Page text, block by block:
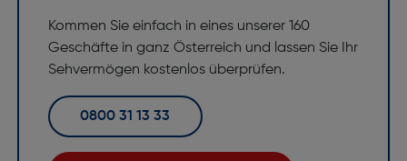
Kommen Sie einfach in eines unserer 160
Geschäfte in ganz Österreich und lassen Sie Ihr
Sehvermögen kostenlos überprüfen.
0800 31 13 33